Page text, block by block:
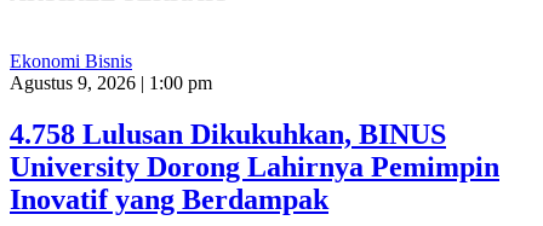
Ekonomi Bisnis
Agustus 9, 2026 | 1:00 pm
4.758 Lulusan Dikukuhkan, BINUS
University Dorong Lahirnya Pemimpin
Inovatif yang Berdampak